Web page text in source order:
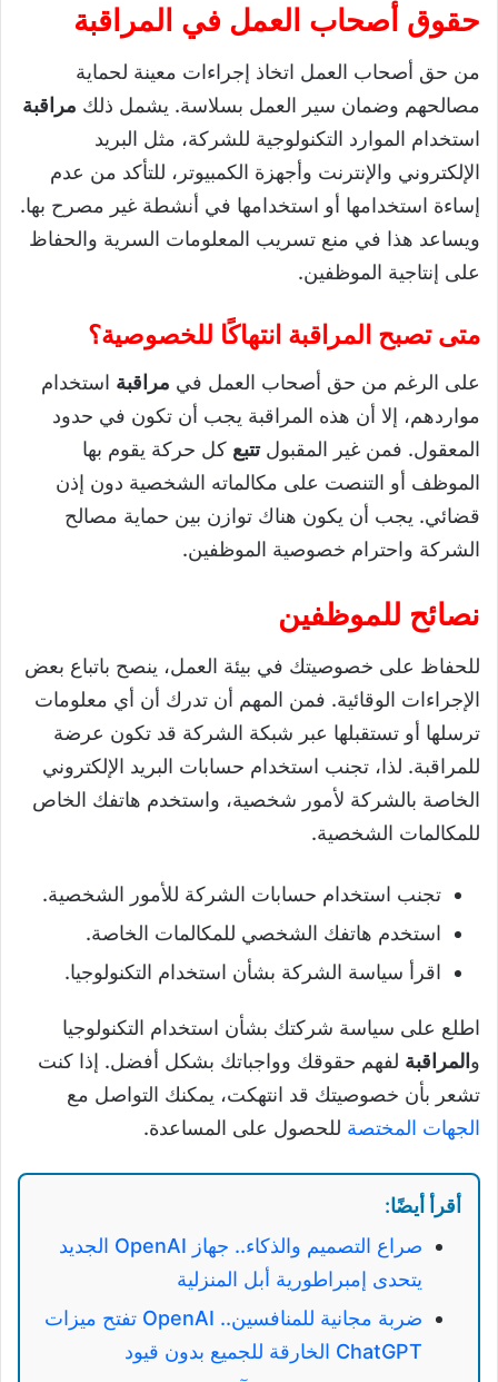
حقوق أصحاب العمل في المراقبة
من حق أصحاب العمل اتخاذ إجراءات معينة لحماية
مصالحهم وضمان سير العمل بسلاسة. يشمل ذلك مراقبة
استخدام الموارد التكنولوجية للشركة، مثل البريد
الإلكتروني والإنترنت وأجهزة الكمبيوتر، للتأكد من عدم
إساءة استخدامها أو استخدامها في أنشطة غير مصرح بها.
ويساعد هذا في منع تسريب المعلومات السرية والحفاظ
على إنتاجية الموظفين.
متى تصبح المراقبة انتهاكًا للخصوصية؟
على الرغم من حق أصحاب العمل في مراقبة استخدام
مواردهم، إلا أن هذه المراقبة يجب أن تكون في حدود
المعقول. فمن غير المقبولتتبع كل حركة يقوم بها
الموظف أو التنصت على مكالماته الشخصية دون إذن
قضائي. يجب أن يكون هناك توازن بين حماية مصالح
الشركة واحترام خصوصية الموظفين.
نصائح للموظفين
للحفاظ على خصوصيتك في بيئة العمل، ينصح باتباع بعض
الإجراءات الوقائية. فمن المهم أن تدرك أن أي معلومات
ترسلها أو تستقبلها عبر شبكة الشركة قد تكون عرضة
للمراقبة. لذا، تجنب استخدام حسابات البريد الإلكتروني
الخاصة بالشركة لأمور شخصية، واستخدم هاتفك الخاص
للمكالمات الشخصية.
تجنب استخدام حسابات الشركة للأمور الشخصية.
استخدم هاتفك الشخصي للمكالمات الخاصة.
اقرأ سياسة الشركة بشأن استخدام التكنولوجيا.
اطلع على سياسة شركتك بشأن استخدام التكنولوجيا
و المراقبة لفهم حقوقك وواجباتك بشكل أفضل. إذا كنت
تشعر بأن خصوصيتك قد انتهكت، يمكنك التواصل مع
الجهات المختصة للحصول على المساعدة.
أقرأ أيضًا:
صراع التصميم والذكاء.. جهاز OpenAI الجديد
يتحدى إمبراطورية أبل المنزلية
ضربة مجانية للمنافسين.. OpenAI تفتح ميزات
ChatGPT الخارقة للجميع بدون قيود